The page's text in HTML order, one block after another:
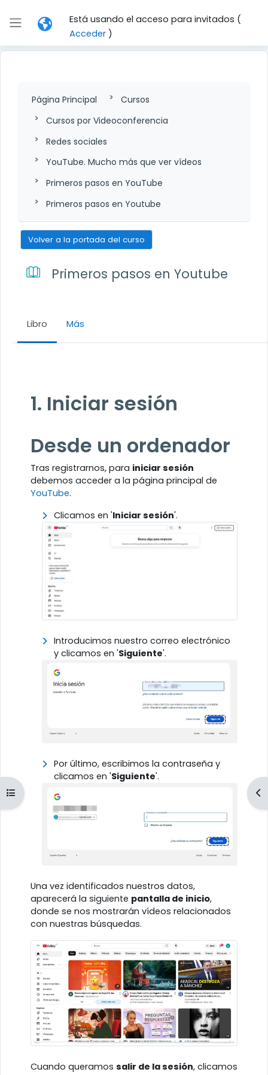
Panel lateral
Está usando el acceso para invitados (
Acceder)
Abrir índice del curso
Página Principal
Cursos
Cursos por Videoconferencia
Redes sociales
YouTube. Mucho más que ver vídeos
Primeros pasos en YouTube
Primeros pasos en Youtube
Volver a la portada del curso
Primeros pasos en Youtube
Libro Más
1. Iniciar sesión
Desde un ordenador
Tras registrarnos, para iniciar sesión
debemos acceder a la página principal de
YouTube.
Clicamos en 'Iniciar sesión'.
Introducimos nuestro correo electrónico
y clicamos en 'Siguiente'.
Por último, escribimos la contraseña y
clicamos en 'Siguiente'.
Una vez identificados nuestros datos,
aparecerá la siguiente pantalla de inicio,
donde se nos mostrarán vídeos relacionados
con nuestras búsquedas.
Cuando queramos salir de la sesión, clicamos